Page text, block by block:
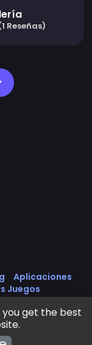
Reseñas)
Aplicaciones
Juegos
reserved.
you get the best